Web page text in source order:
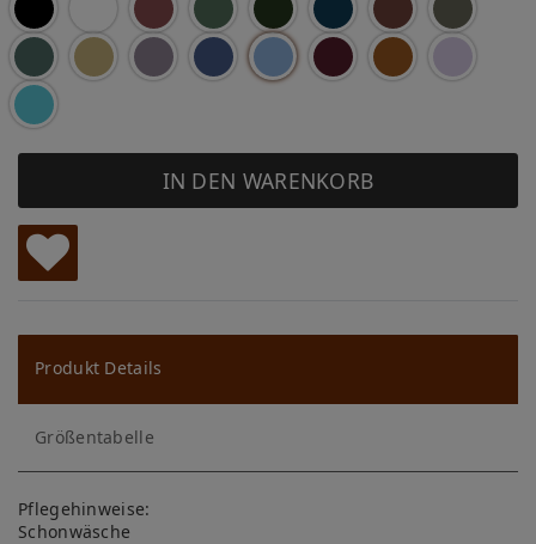
IN DEN WARENKORB
W
u
ns
ch
lis
te
Produkt Details
Größentabelle
Pflegehinweise:
Schonwäsche